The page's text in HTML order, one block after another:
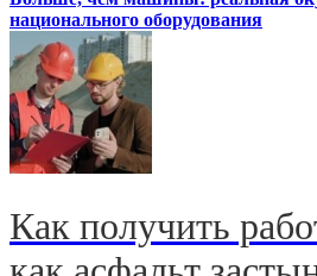
национального оборудования
Как получить